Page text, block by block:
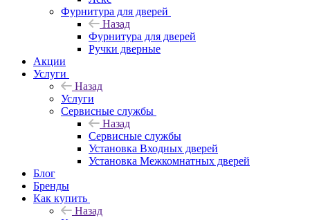
Фурнитура для дверей
Назад
Фурнитура для дверей
Ручки дверные
Акции
Услуги
Назад
Услуги
Сервисные службы
Назад
Сервисные службы
Установка Входных дверей
Установка Межкомнатных дверей
Блог
Бренды
Как купить
Назад